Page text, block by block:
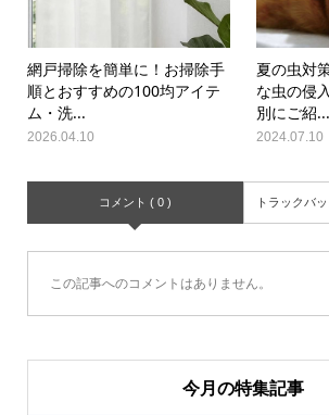
網戸掃除を簡単に！お掃除手
順とおすすめの100均アイテ
ム・洗...
2026.04.10
夏の虫対
な虫の侵
別にご紹...
2024.07.10
コメント ( 0 ) トラックバ
この記事へのコメントはありません。
今月の特集記事